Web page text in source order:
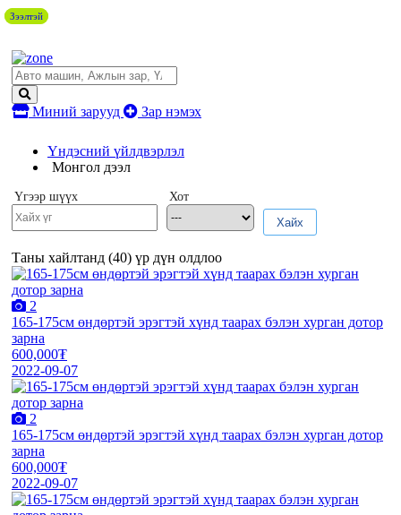
Миний зарууд Зар нэмэх
Үндэсний үйлдвэрлэл
Монгол дээл
Үгээр шүүх
Хот
Хайх
Таны хайлтанд (40) үр дүн олдлоо
2
165-175см өндөртэй эрэгтэй хүнд таарах бэлэн хурган дотор
зарна
600,000₮
2022-09-07
2
165-175см өндөртэй эрэгтэй хүнд таарах бэлэн хурган дотор
зарна
600,000₮
2022-09-07
Зээлтэй
Зээлтэй